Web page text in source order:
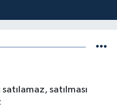
satılması